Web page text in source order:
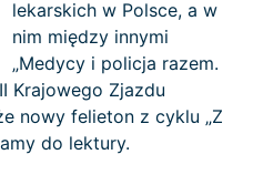
lekarskich w Polsce, a w
nim między innymi
„Medycy i policja razem.
Krajowego Zjazdu
nowy felieton z cyklu „Z
do lektury.